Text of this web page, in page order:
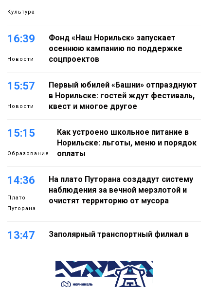
Культура
16:39
Новости
Фонд «Наш Норильск» запускает
осеннюю кампанию по поддержке
соцпроектов
15:57
Новости
Первый юбилей «Башни» отпразднуют
в Норильске: гостей ждут фестиваль,
квест и многое другое
15:15
Образование
Как устроено школьное питание в
Норильске: льготы, меню и порядок
оплаты
14:36
Плато
Путорана
На плато Путорана создадут систему
наблюдения за вечной мерзлотой и
очистят территорию от мусора
13:47
Заполярный транспортный филиал в
В Норильске лыжную базу «Оль-Гуль»